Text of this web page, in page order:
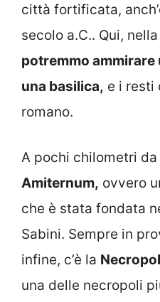
città fortificata,
secolo a.C.. Qui,
potremmo
una basilica, e i resti
romano.
A pochi chilometri da
Amiternum, ovvero
che è stata fondata
Sabini. Sempre in
infine, c’è la
una delle necropoli